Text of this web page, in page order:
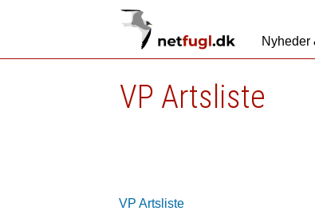
Nyheder
VP Artsliste
VP Artsliste